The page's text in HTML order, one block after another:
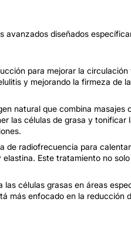
avanzados diseñados
para mejorar la
y mejorando la firmeza de
natural que combina masajes
las células de grasa y tonificar
de radiofrecuencia para
Este tratamiento no
las células grasas en áreas
más enfocado en la reducción